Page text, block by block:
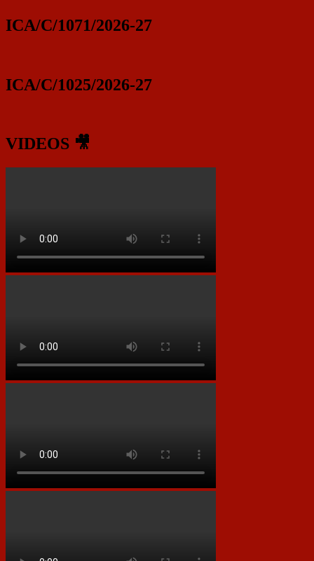
ICA/C/1071/2026-27
ICA/C/1025/2026-27
VIDEOS 🎥